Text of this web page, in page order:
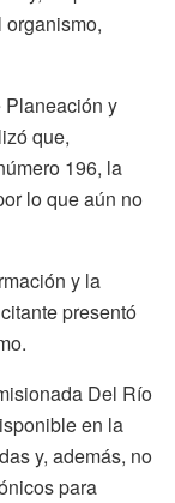
Planeación y
que,
196, la
lo que aún no
y la
presentó
Del Río
en la
y, además, no
para